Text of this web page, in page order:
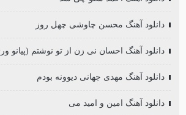
دانلود آهنگ محسن چاوشی چهل روز
دانلود آهنگ احسان نی زن از تو نوشتم (پیانو
دانلود آهنگ مهدی جهانی دیوونه بودم
دانلود آهنگ امین و امید می